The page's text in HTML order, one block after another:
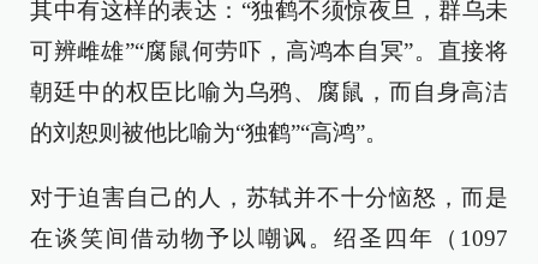
其中有这样的表达：“独鹤不须惊夜旦，群乌未
可辨雌雄”“腐鼠何劳吓，高鸿本自冥”。直接将
朝廷中的权臣比喻为乌鸦、腐鼠，而自身高洁
的刘恕则被他比喻为“独鹤”“高鸿”。
对于迫害自己的人，苏轼并不十分恼怒，而是
在谈笑间借动物予以嘲讽。绍圣四年（1097